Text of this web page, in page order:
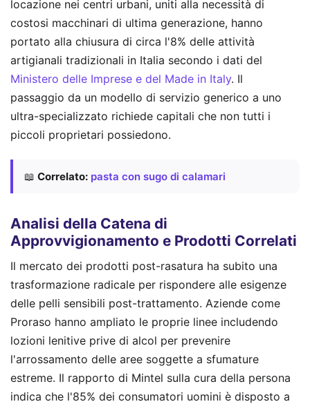
locazione nei centri urbani, uniti alla necessità di
costosi macchinari di ultima generazione, hanno
portato alla chiusura di circa l'8% delle attività
artigianali tradizionali in Italia secondo i dati del
Ministero delle Imprese e del Made in Italy. Il
passaggio da un modello di servizio generico a uno
ultra-specializzato richiede capitali che non tutti i
piccoli proprietari possiedono.
📖 Correlato: pasta con sugo di calamari
Analisi della Catena di
Approvvigionamento e Prodotti Correlati
Il mercato dei prodotti post-rasatura ha subito una
trasformazione radicale per rispondere alle esigenze
delle pelli sensibili post-trattamento. Aziende come
Proraso hanno ampliato le proprie linee includendo
lozioni lenitive prive di alcol per prevenire
l'arrossamento delle aree soggette a sfumature
estreme. Il rapporto di Mintel sulla cura della persona
indica che l'85% dei consumatori uomini è disposto a